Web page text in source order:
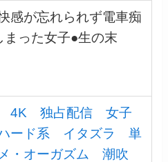
感が忘れられず電車痴
まった女子●生の末
4K 独占配信
女子
ード系 イタズラ
単
・オーガズム
潮吹